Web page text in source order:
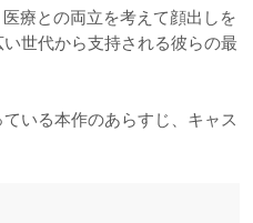
療との両立を考えて顔出しを
世代から支持される彼らの最
いる本作のあらすじ、キャス